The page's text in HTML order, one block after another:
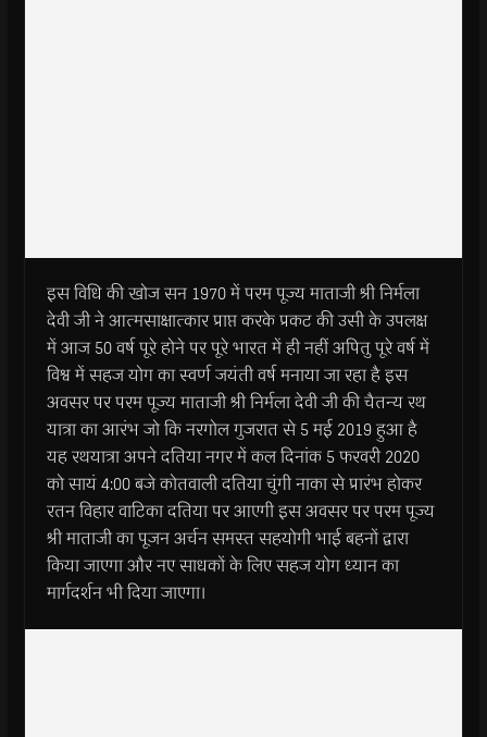
इस विधि की खोज सन 1970 में परम पूज्य माताजी श्री निर्मला
देवी जी ने आत्मसाक्षात्कार प्राप्त करके प्रकट की उसी के उपलक्ष
में आज 50 वर्ष पूरे होने पर पूरे भारत में ही नहीं अपितु पूरे वर्ष में
विश्व में सहज योग का स्वर्ण जयंती वर्ष मनाया जा रहा है इस
अवसर पर परम पूज्य माताजी श्री निर्मला देवी जी की चैतन्य रथ
यात्रा का आरंभ जो कि नरगोल गुजरात से 5 मई 2019 हुआ है
यह रथयात्रा अपने दतिया नगर में कल दिनांक 5 फरवरी 2020
को सायं 4:00 बजे कोतवाली दतिया चुंगी नाका से प्रारंभ होकर
रतन विहार वाटिका दतिया पर आएगी इस अवसर पर परम पूज्य
श्री माताजी का पूजन अर्चन समस्त सहयोगी भाई बहनों द्वारा
किया जाएगा और नए साधकों के लिए सहज योग ध्यान का
मार्गदर्शन भी दिया जाएगा।